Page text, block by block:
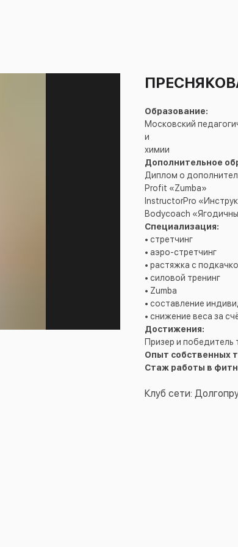
Образование:
Московский
и
химии
Дополнительное
Диплом о
Profit «Zumba»
InstructorPro
Bodycoach
Специализация:
• стретчинг
• аэро-стретчинг
• растяжка с
• силовой тренинг
• Zumba
• составление
• снижение веса за
Достижения:
Призер и победитель
Опыт собственных
Стаж работы в
Клуб сети: